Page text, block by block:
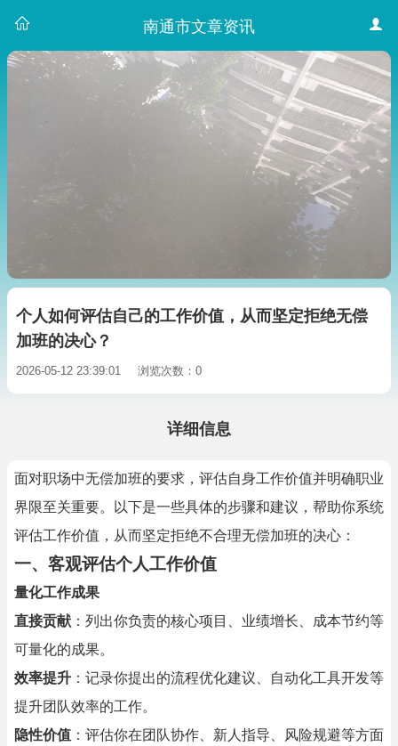
南通市文章资讯
个人如何评估自己的工作价值，从而坚定拒绝无偿
加班的决心？
2026-05-12 23:39:01 浏览次数：0
详细信息
面对职场中无偿加班的要求，评估自身工作价值并明确职业
界限至关重要。以下是一些具体的步骤和建议，帮助你系统
评估工作价值，从而坚定拒绝不合理无偿加班的决心：
一、 客观评估个人工作价值
量化工作成果
直接贡献 ：列出你负责的核心项目、业绩增长、成本节约等
可量化的成果。
效率提升 ：记录你提出的流程优化建议、自动化工具开发等
提升团队效率的工作。
隐性价值 ：评估你在团队协作、新人指导、风险规避等方面